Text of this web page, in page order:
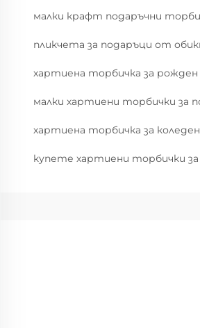
малки крафт подаръчни торби
пликчета за подаръци от
хартиена торбичка за рожден
малки хартиени торбички за
хартиена торбичка за
купете хартиени торбички